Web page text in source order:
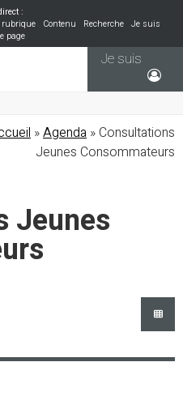
:
Contenu Recherche
Je suis
page
Je suis
»Agenda » Consultations
Jeunes Consommateurs
Jeunes